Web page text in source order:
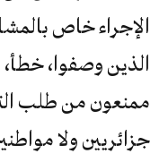
الإجراء خاص
الذين وصفوا،
ممنعون من طلب
جزائريين ولا